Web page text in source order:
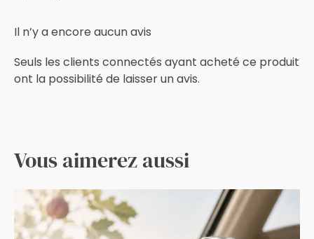
Il n’y a encore aucun avis
Seuls les clients connectés ayant acheté ce produit
ont la possibilité de laisser un avis.
Vous aimerez aussi